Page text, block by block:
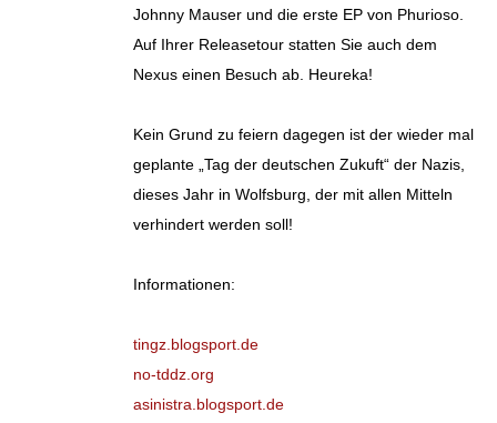
Johnny Mauser und die erste EP von Phurioso.
Auf Ihrer Releasetour statten Sie auch dem
Nexus einen Besuch ab. Heureka!
Kein Grund zu feiern dagegen ist der wieder mal
geplante „Tag der deutschen Zukuft“ der Nazis,
dieses Jahr in Wolfsburg, der mit allen Mitteln
verhindert werden soll!
Informationen:
tingz.blogsport.de
no-tddz.org
asinistra.blogsport.de